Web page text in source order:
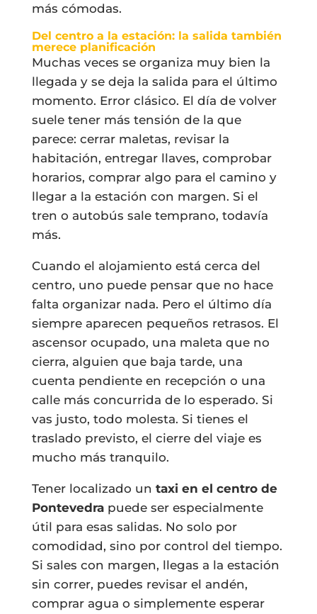
más cómodas.
Del centro a la estación: la salida también
merece planificación
Muchas veces se organiza muy bien la
llegada y se deja la salida para el último
momento. Error clásico. El día de volver
suele tener más tensión de la que
parece: cerrar maletas, revisar la
habitación, entregar llaves, comprobar
horarios, comprar algo para el camino y
llegar a la estación con margen. Si el
tren o autobús sale temprano, todavía
más.
Cuando el alojamiento está cerca del
centro, uno puede pensar que no hace
falta organizar nada. Pero el último día
siempre aparecen pequeños retrasos. El
ascensor ocupado, una maleta que no
cierra, alguien que baja tarde, una
cuenta pendiente en recepción o una
calle más concurrida de lo esperado. Si
vas justo, todo molesta. Si tienes el
traslado previsto, el cierre del viaje es
mucho más tranquilo.
Tener localizado un taxi en el centro de
Pontevedrapuede ser especialmente
útil para esas salidas. No solo por
comodidad, sino por control del tiempo.
Si sales con margen, llegas a la estación
sin correr, puedes revisar el andén,
comprar agua o simplemente esperar